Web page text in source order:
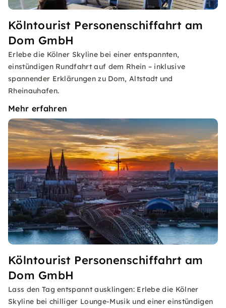
Kölntourist Personenschiffahrt am
Dom GmbH
Erlebe die Kölner Skyline bei einer entspannten,
einstündigen Rundfahrt auf dem Rhein – inklusive
spannender Erklärungen zu Dom, Altstadt und
Rheinauhafen.
Mehr erfahren
Kölntourist Personenschiffahrt am
Dom GmbH
Lass den Tag entspannt ausklingen: Erlebe die Kölner
Skyline bei chilliger Lounge-Musik und einer einstündigen